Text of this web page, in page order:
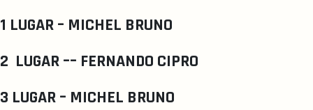
1 LUGAR – MICHEL BRUNO
2 LUGAR –– FERNANDO CIPRO
3 LUGAR – MICHEL BRUNO